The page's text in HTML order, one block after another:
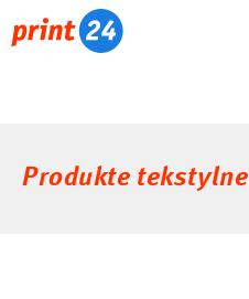
Produkte tekstylne